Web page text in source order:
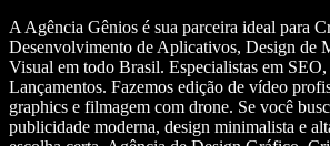
A Agência Gênios é sua parceira ideal para
Desenvolvimento de Aplicativos, Design de
Visual em todo Brasil. Especialistas em
Lançamentos. Fazemos edição de vídeo
graphics e filmagem com drone. Se você
publicidade moderna, design minimalista e